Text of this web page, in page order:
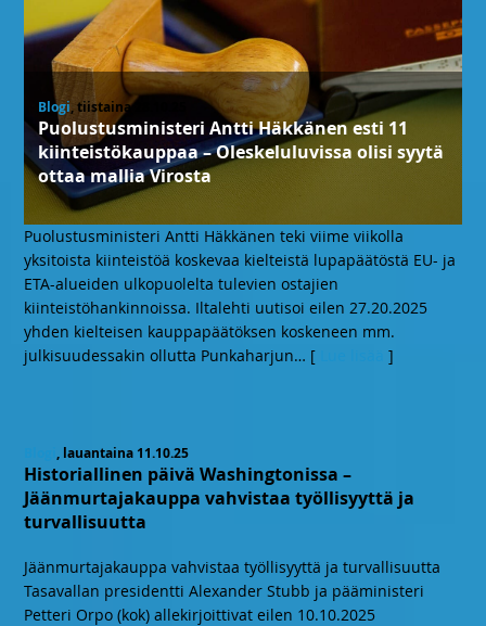
Blogi, tiistaina 28.10.25
Puolustusministeri Antti Häkkänen esti 11
kiinteistökauppaa – Oleskeluluvissa olisi syytä
ottaa mallia Virosta
Puolustusministeri Antti Häkkänen teki viime viikolla
yksitoista kiinteistöä koskevaa kielteistä lupapäätöstä EU- ja
ETA-alueiden ulkopuolelta tulevien ostajien
kiinteistöhankinnoissa. Iltalehti uutisoi eilen 27.20.2025
yhden kielteisen kauppapäätöksen koskeneen mm.
julkisuudessakin ollutta Punkaharjun… [ ]
Blogi, lauantaina 11.10.25
Historiallinen päivä Washingtonissa –
Jäänmurtajakauppa vahvistaa työllisyyttä ja
turvallisuutta
Jäänmurtajakauppa vahvistaa työllisyyttä ja turvallisuutta
Tasavallan presidentti Alexander Stubb ja pääministeri
Petteri Orpo (kok) allekirjoittivat eilen 10.10.2025